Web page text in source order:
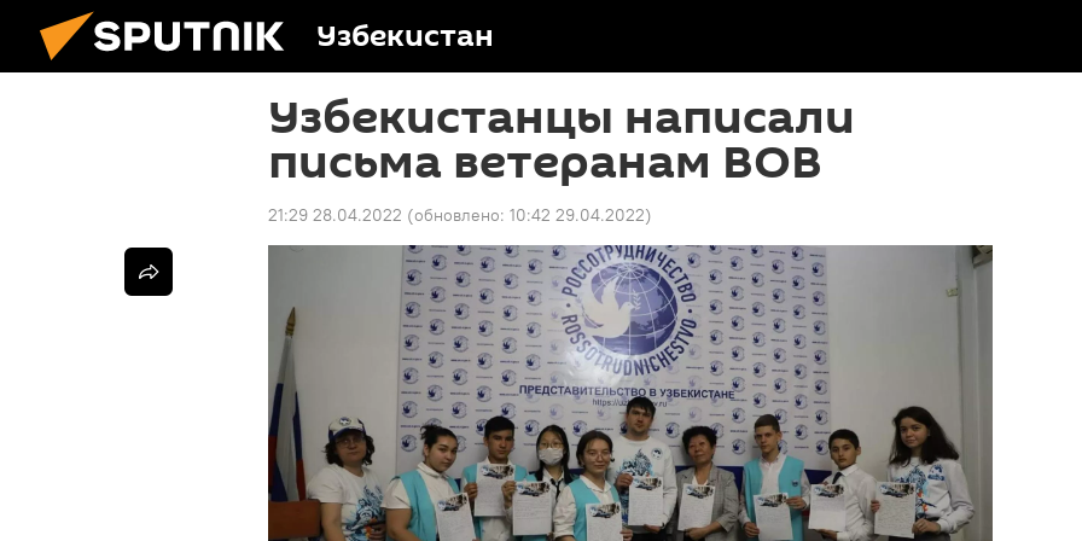
Узбекистан
Узбекистанцы написали
письма ветеранам ВОВ
21:29 28.04.2022 (обновлено: 10:42 29.04.2022)